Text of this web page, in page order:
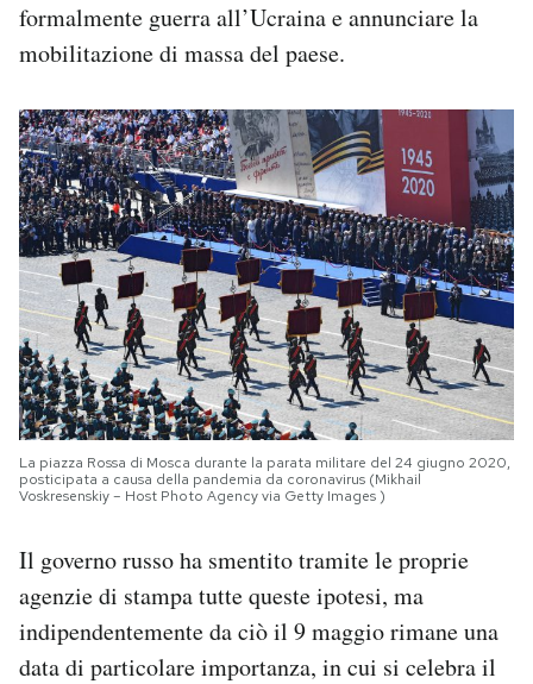
formalmente guerra all’Ucraina e annunciare la
mobilitazione di massa del paese.
La piazza Rossa di Mosca durante la parata militare del 24 giugno 2020,
posticipata a causa della pandemia da coronavirus (Mikhail
Voskresenskiy – Host Photo Agency via Getty Images )
Il governo russo ha smentito tramite le proprie
agenzie di stampa tutte queste ipotesi, ma
indipendentemente da ciò il 9 maggio rimane una
data di particolare importanza, in cui si celebra il